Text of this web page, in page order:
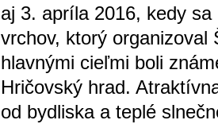
aj 3. apríla 2016, kedy
vrchov, ktorý organizoval
hlavnými cieľmi boli
Hričovský hrad.
od bydliska a teplé